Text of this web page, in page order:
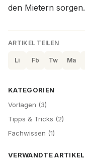
den Mietern sorgen.
ARTIKEL TEILEN
Li Fb Tw Ma
KATEGORIEN
Vorlagen (3)
Tipps & Tricks (2)
Fachwissen (1)
VERWANDTE ARTIKEL